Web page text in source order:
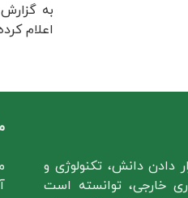
به
اعلام
دادن دانش، تکنولوژی و
خارجی، توانسته است